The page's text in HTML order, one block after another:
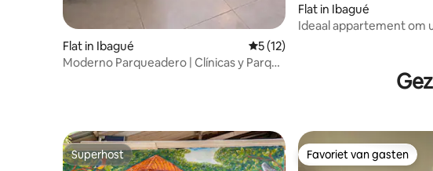
Flat in Ibagué Gemiddelde beoordeling van 5 op
5 (12)
Moderno Parqueadero | Clínicas y Parque
Flat in Ibagué
Ideaal appartement om
Superhost
Superhost Favoriet van gasten
Favoriet van gasten